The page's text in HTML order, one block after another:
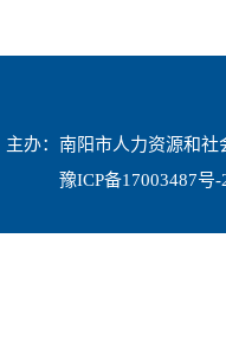
主办：南阳市人力资源和
豫ICP备17003487号-